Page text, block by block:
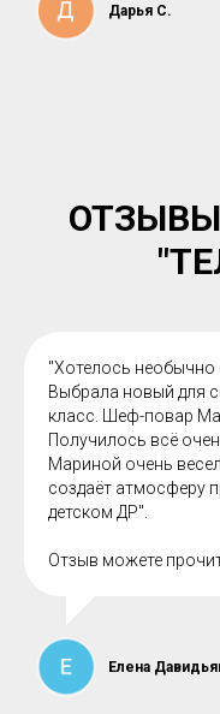
Дарья С.
"Хотелось необычно
Выбрала новый для
класс. Шеф-повар
Получилось всё
Мариной очень
создаёт атмосферу
детском ДР".
Отзыв можете
Елена